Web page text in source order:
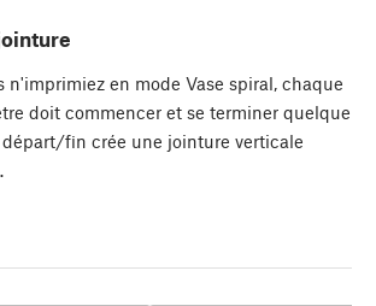
n'imprimiez en mode Vase spiral, chaque
doit commencer et se terminer quelque
fin crée une jointure verticale